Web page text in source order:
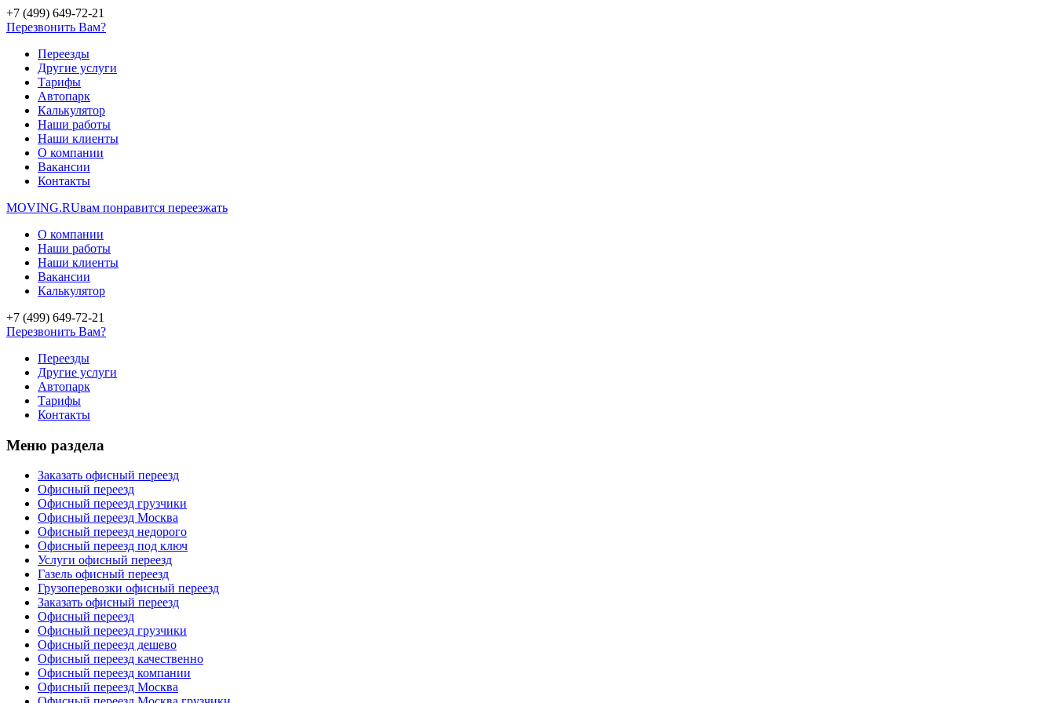
+7 (499) 649-72-21
Перезвонить Вам?
Переезды
Другие услуги
Тарифы
Автопарк
Калькулятор
Наши работы
Наши клиенты
О компании
Вакансии
Контакты
MOVING.RUвам понравится переезжать
О компании
Наши работы
Наши клиенты
Вакансии
Калькулятор
+7 (499) 649-72-21
Перезвонить Вам?
Переезды
Другие услуги
Автопарк
Тарифы
Контакты
Меню раздела
Заказать офисный переезд
Офисный переезд
Офисный переезд грузчики
Офисный переезд Москва
Офисный переезд недорого
Офисный переезд под ключ
Услуги офисный переезд
Газель офисный переезд
Грузоперевозки офисный переезд
Заказать офисный переезд
Офисный переезд
Офисный переезд грузчики
Офисный переезд дешево
Офисный переезд качественно
Офисный переезд компании
Офисный переезд Москва